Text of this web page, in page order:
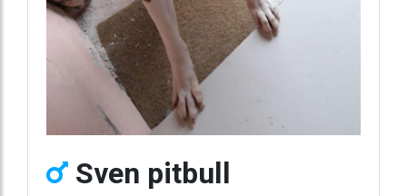
Sven pitbull